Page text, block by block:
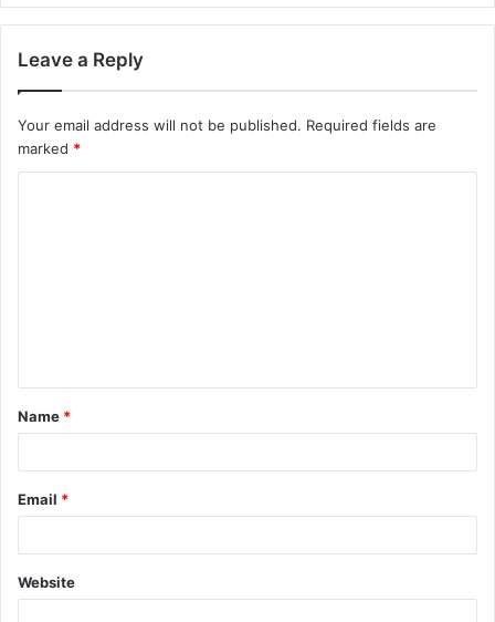
Leave a Reply
Your email address will not be published. Required fields are
marked *
Name *
Email *
Website